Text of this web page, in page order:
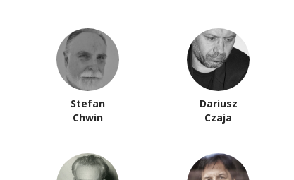
Stefan
Chwin
Dariusz
Czaja